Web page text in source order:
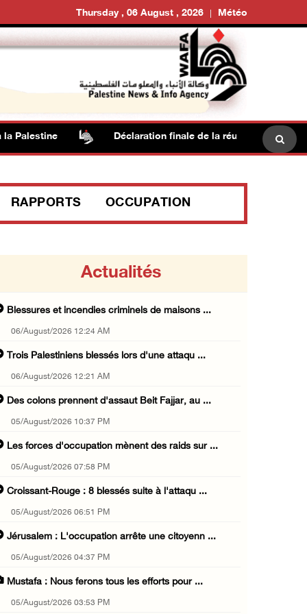
Thursday , 06 August , 2026 Météo
Déclaration finale de la réunion ministérielle
RAPPORTS OCCUPATION
Actualités
Blessures et incendies criminels de maisons ...
06/August/2026 12:24 AM
Trois Palestiniens blessés lors d'une attaqu ...
06/August/2026 12:21 AM
Des colons prennent d'assaut Beit Fajjar, au ...
05/August/2026 10:37 PM
Les forces d'occupation mènent des raids sur ...
05/August/2026 07:58 PM
Croissant-Rouge : 8 blessés suite à l'attaqu ...
05/August/2026 06:51 PM
Jérusalem : L'occupation arrête une citoyenn ...
05/August/2026 04:37 PM
Mustafa : Nous ferons tous les efforts pour ...
05/August/2026 03:53 PM